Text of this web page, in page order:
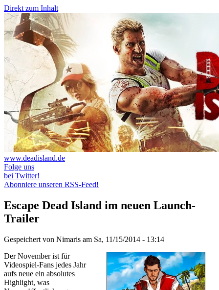
Direkt zum Inhalt
www.deadisland.de
Folge uns
bei Twitter!
Abonniere unseren RSS-Feed!
Escape Dead Island im neuen Launch-
Trailer
Gespeichert von Nimaris am Sa, 11/15/2014 - 13:14
Der November ist für
Videospiel-Fans jedes Jahr
aufs neue ein absolutes
Highlight, was